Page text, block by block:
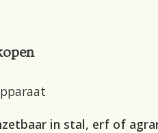
in stal, erf of